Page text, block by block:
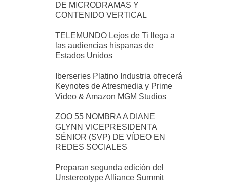
DE MICRODRAMAS Y
CONTENIDO VERTICAL
TELEMUNDO Lejos de Ti llega a
las audiencias hispanas de
Estados Unidos
Iberseries Platino Industria ofrecerá
Keynotes de Atresmedia y Prime
Video & Amazon MGM Studios
ZOO 55 NOMBRA A DIANE
GLYNN VICEPRESIDENTA
SÉNIOR (SVP) DE VÍDEO EN
REDES SOCIALES
Preparan segunda edición del
Unstereotype Alliance Summit